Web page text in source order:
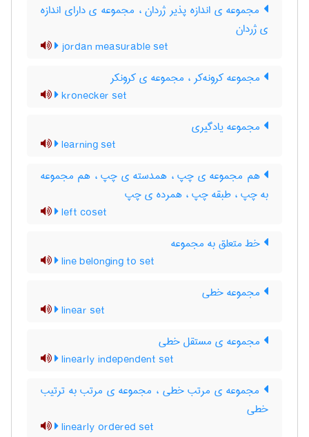
مجموعه ی اندازه پذیر ژردان ، مجموعه ی دارای اندازه
ی ژردان
jordan measurable set
مجموعه کرونه‌کر ، مجموعه ی کرونکر
kronecker set
مجموعه یادگیری
learning set
هم مجموعه ی چپ ، همدسته ی چپ ، هم مجموعه
به چپ ، طبقه چپ ، همرده ی چپ
left coset
خط متعلق به مجموعه
line belonging to set
مجموعه خطی
linear set
مجموعه ی مستقل خطی
linearly independent set
مجموعه ی مرتب خطی ، مجموعه ی مرتب به ترتیب
خطی
linearly ordered set